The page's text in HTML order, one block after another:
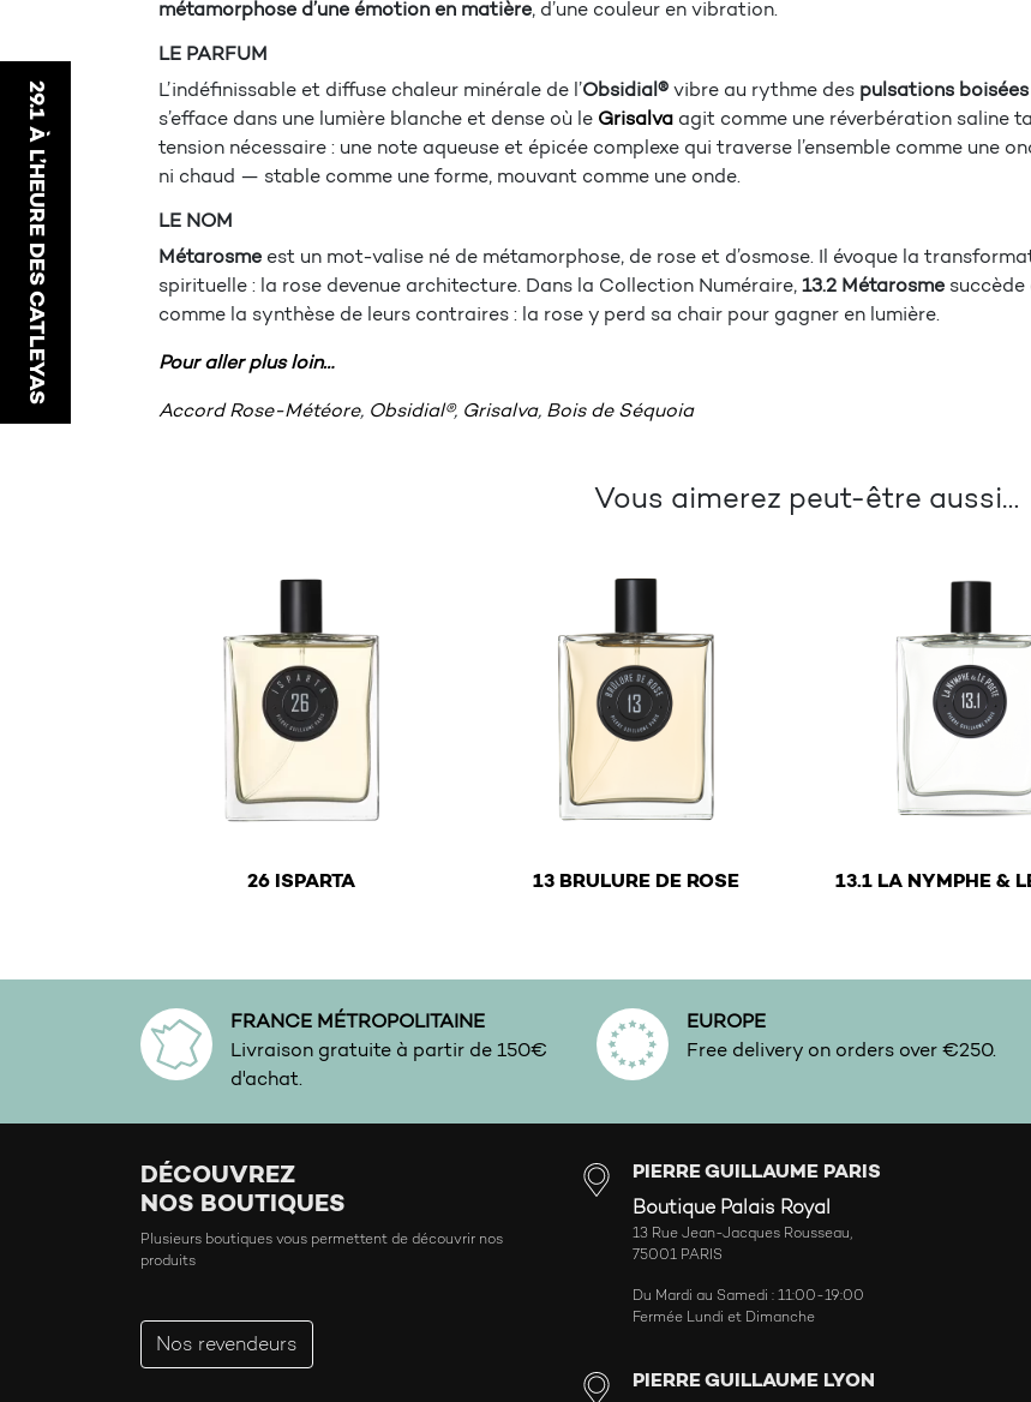
29.1 À L’HEURE DES CATLEYAS
métamorphose d’une émotion en matière, d’une couleur en vibration.
LE PARFUM
L’ indéfinissable et diffuse chaleur minérale de l’Obsidial® vibre au rythme des pulsations
s’efface dans une lumière blanche et dense où le Grisalva agit comme une réverbération saline
tension nécessaire : une note aqueuse et épicée complexe qui traverse l’ensemble comme une
ni chaud — stable comme une forme, mouvant comme une onde.
LE NOM
Métarosme est un mot-valise né de métamorphose, de rose et d’osmose. Il évoque la
spirituelle : la rose devenue architecture. Dans la Collection Numéraire, 13.2 Métarosme succède
comme la synthèse de leurs contraires : la rose y perd sa chair pour gagner en lumière.
Pour aller plus loin…
Accord Rose-Météore, Obsidial®, Grisalva, Bois de Séquoia
Vous aimerez peut-être aussi…
26 ISPARTA 13 BRULURE DE ROSE 13.1 LA NYMPHE &
FRANCE MÉTROPOLITAINE
Livraison gratuite à partir de 150€
d'achat.
EUROPE
Free delivery on orders over €250.
DÉCOUVREZ
NOS BOUTIQUES
Plusieurs boutiques vous permettent de découvrir nos
produits
Nos revendeurs
PIERRE GUILLAUME PARIS
Boutique Palais Royal
13 Rue Jean-Jacques Rousseau,
75001 PARIS
Du Mardi au Samedi : 11:00-19:00
Fermée Lundi et Dimanche
PIERRE GUILLAUME LYON